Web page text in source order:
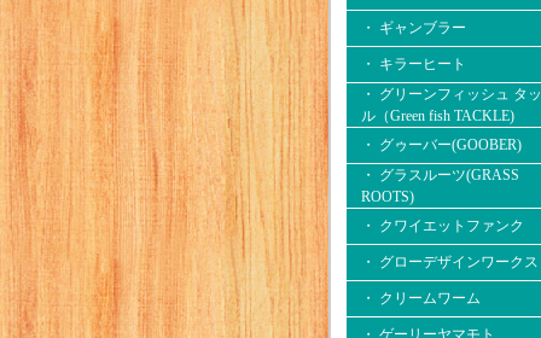
・ ギャンブラー
・ キラーヒート
・ グリーンフィッシュ タ
ル（Green fish TACKLE)
・ グゥーバー(GOOBER)
・ グラスルーツ(GRASS
ROOTS)
・ クワイエットファンク
・ グローデザインワークス
・ クリームワーム
・ ゲーリーヤマモト